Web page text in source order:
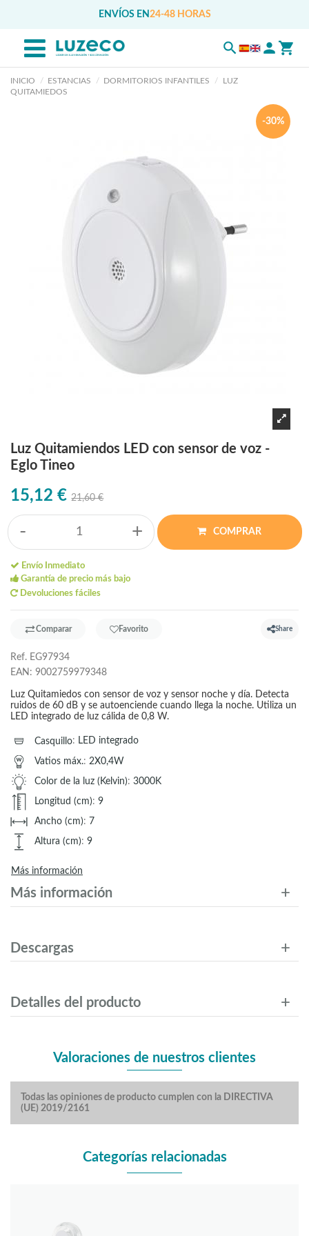
ENVÍOS EN 24-48 HORAS
INICIO ESTANCIAS DORMITORIOS INFANTILES
LUZ
QUITAMIEDOS
-30%
Luz Quitamiendos LED con sensor de voz -
Eglo Tineo
15,12 € 21,60 €
- + COMPRAR
Envío Inmediato
Garantía de precio más bajo
Devoluciones fáciles
Comparar Favorito Share
Ref. EG97934
EAN: 9002759979348
Luz Quitamiedos con sensor de voz y sensor noche y día. Detecta
ruidos de 60 dB y se autoenciende cuando llega la noche. Utiliza un
LED integrado de luz cálida de 0,8 W.
Casquillo: LED integrado
Vatios máx.: 2X0,4W
Color de la luz (Kelvin): 3000K
Longitud (cm): 9
Ancho (cm): 7
Altura (cm): 9
Más información
Más información
Descargas
Detalles del producto
Valoraciones de nuestros clientes
Todas las opiniones de producto cumplen con la DIRECTIVA
(UE) 2019/2161
Categorías relacionadas